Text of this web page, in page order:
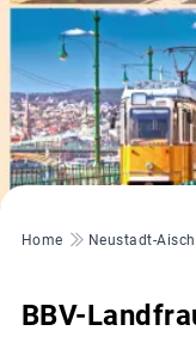
Pfadnavigation
Home Neustadt-Aisch I
BBV-